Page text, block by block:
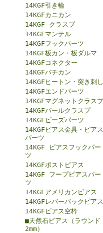
14KGF引き輪
14KGFカニカン
14KGF クラスプ
14KGFマンテル
14KGFフックパーツ
14KGF板カン・板ダルマ
14KGFコネクター
14KGFバチカン
14KGFヒートン・突き刺し
14KGFエンドパーツ
14KGFマグネットクラスプ
14KGFパールクラスプ
14KGFビーズパーツ
14KGFピアス金具・ピアス
パーツ
14KGF ピアスフックパー
ツ
14KGFポストピアス
14KGF フープピアスパー
ツ
14KGFアメリカンピアス
14KGFレバーバックピアス
14KGFピアス空枠
■天然石ピアス（ラウンド
2mm）